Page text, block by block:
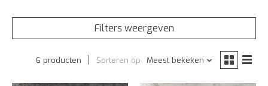
Filters weergeven
6 producten Sorteren op Meest bekeken